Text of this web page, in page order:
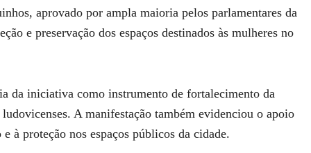
aprovado por ampla maioria pelos parlamentares da
e preservação dos espaços destinados às mulheres no
da iniciativa como instrumento de fortalecimento da
A manifestação também evidenciou o apoio
à proteção nos espaços públicos da cidade.